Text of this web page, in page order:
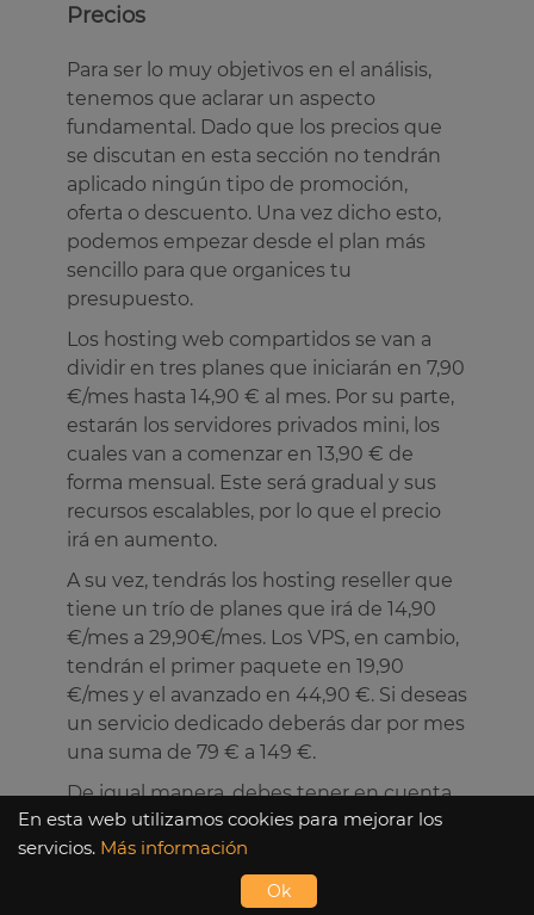
Precios
Para ser lo muy objetivos en el análisis,
tenemos que aclarar un aspecto
fundamental. Dado que los precios que
se discutan en esta sección no tendrán
aplicado ningún tipo de promoción,
oferta o descuento. Una vez dicho esto,
podemos empezar desde el plan más
sencillo para que organices tu
presupuesto.
Los hosting web compartidos se van a
dividir en tres planes que iniciarán en 7,90
€/mes hasta 14,90 € al mes. Por su parte,
estarán los servidores privados mini, los
cuales van a comenzar en 13,90 € de
forma mensual. Este será gradual y sus
recursos escalables, por lo que el precio
irá en aumento.
A su vez, tendrás los hosting reseller que
tiene un trío de planes que irá de 14,90
€/mes a 29,90€/mes. Los VPS, en cambio,
tendrán el primer paquete en 19,90
€/mes y el avanzado en 44,90 €. Si deseas
un servicio dedicado deberás dar por mes
una suma de 79 € a 149 €.
De igual manera, debes tener en cuenta
que hay otros servicios que puedes
comprar aparte que también tendrán sus
precios. Como es el caso de los dominios
y las copias de seguridad, cada uno con
En esta web utilizamos cookies para mejorar los
servicios. Más información
Ok